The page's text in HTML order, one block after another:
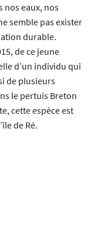
nos eaux, nos
semble pas exister
durable.
de ce jeune
d’un individu qui
de plusieurs
le pertuis Breton
cette espèce est
de Ré.